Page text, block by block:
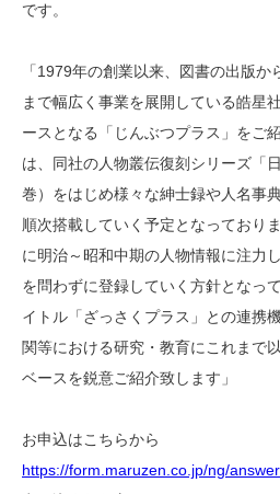
です。
「1979年の創業以来、図書の出版
まで幅広く事業を展開している皓星
ースとなる「じんぶつプラス」をご
は、同社の人物叢伝復刻シリーズ「
巻）をはじめ様々な紳士録や人名事
順次搭載していく予定となっており
に明治～昭和中期の人物情報に注力
を問わずに登録していく方針となっ
イトル「ざっさくプラス」との連携
関等における研究・教育にこれまで
ベースを鋭意ご紹介致します」
お申込はこちらから
https://form.maruzen.co.jp/ng/